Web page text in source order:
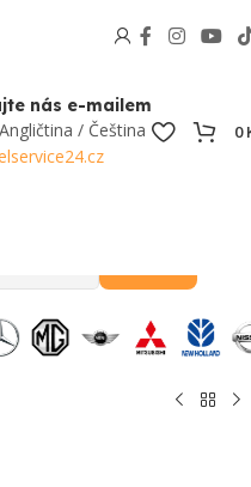
nás e-mailem
/ Čeština
0